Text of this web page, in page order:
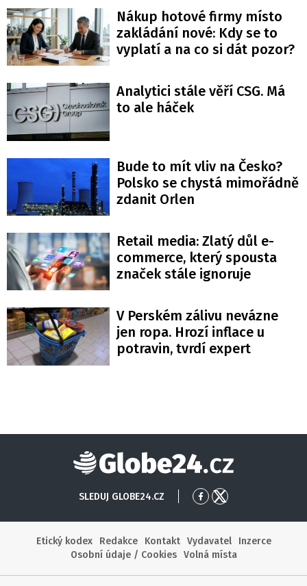
Nákup hotové firmy místo
zakládání nové: Kdy se to
vyplatí a na co si dát pozor?
Analytici stále věří CSG. Má
to ale háček
Bude to mít vliv na Česko?
Polsko se chystá mimořádně
zdanit Orlen
Retail media: Zlatý důl e-
commerce, který spousta
značek stále ignoruje
V Perském zálivu nevázne
jen ropa. Hrozí inflace u
potravin, tvrdí expert
Globe24
SLEDUJ GLOBE24.CZ
Přejít
Facebook
Přejít
X
Etický kodex
Redakce Kontakt Vydavatel
Inzerce
Osobní údaje / Cookies
Volná místa